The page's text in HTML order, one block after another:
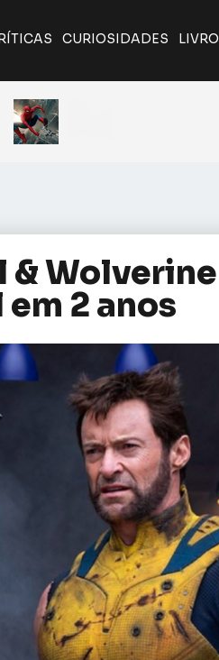
CURIOSIDADES
de Nolan transforma
Esposito revela que
Yu Yu Hakusho será
&
2 anos